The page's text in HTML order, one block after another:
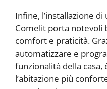
Infine, l’installazione
Comelit porta notevoli
comfort e praticità.
automatizzare e
funzionalità della
l’abitazione più